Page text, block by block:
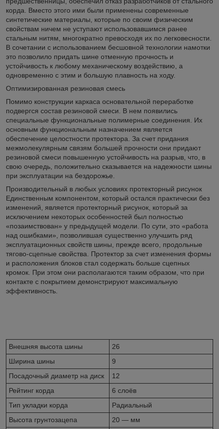
корда. Вместо этого ими были применены современные
синтетические материалы, которые по своим физическим
свойствам ничем не уступают использовавшимся ранее
стальным нитям, многократно превосходя их по легковесности.
В сочетании с использованием бесшовной технологии намотки
это позволило придать шине отменную прочность и
устойчивость к любому механическому воздействию, а
одновременно с этим и большую плавность на ходу.
Оптимизированная резиновая смесь
Помимо конструкции каркаса основательной переработке
подвергся состав резиновой смеси. В нем появились
специальные функциональные полимерные соединения. Их
основным функциональным назначением является
обеспечение целостности протектора. За счет придания
межмолекулярным связям большей прочности они придают
резиновой смеси повышенную устойчивость на разрыв, что, в
свою очередь, положительно сказывается на надежности шины
при эксплуатации на бездорожье.
Производительный в любых условиях протекторный рисунок
Единственным компонентом, который остался практически без
изменений, является протекторный рисунок, который за
исключением некоторых особенностей был полностью
«позаимствован» у предыдущей модели. По сути, это «работа
над ошибками», позволившая существенно улучшить ряд
эксплуатационных свойств шины, прежде всего, продольные
тягово-сцепные свойства. Протектор за счет изменения формы
и расположения блоков стал содержать больше сцепных
кромок. При этом они располагаются таким образом, что при
контакте с покрытием демонстрируют максимальную
эффективность.
Внешняя высота шины
26
Ширина шины
9
Посадочный диаметр на диск
12
Рейтинг корда
6 слоёв
Тип укладки корда
Радиальный
Высота грунтозацепа
20 — мм